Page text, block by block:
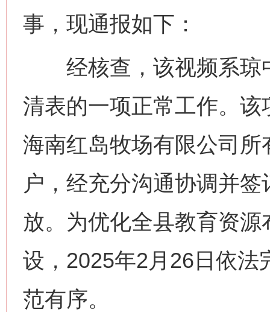
事，现通报如下：
经核查，该视频系琼
清表的一项正常工作。
海南红岛牧场有限公司
户，经充分沟通协调并
放。为优化全县教育资
设，2025年2月26日依法
范有序。